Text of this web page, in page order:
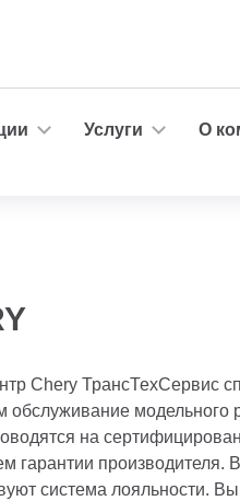
Услуги
О
Chery ТрансТехСервис
обслуживание модельного
на
гарантии производителя.
система лояльности.